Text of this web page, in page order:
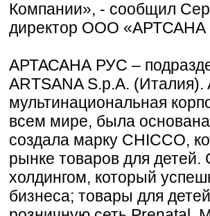
Компании», - сообщил
директор ООО «АРТСАНА
АРТАСАНА РУС –
ARTSANA S.p.A. (Италия).
мультинациональная
всем мире, была основана
создала марку CHICCO,
рынке товаров для
холдингом, который
бизнеса; товары для